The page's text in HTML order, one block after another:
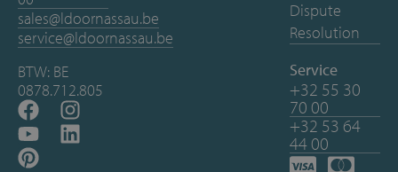
sales@ldoornassau.be
service@ldoornassau.be
BTW: BE
0878.712.805
Dispute
Resolution
Service
+32 55 30
70 00
+32 53 64
44 00